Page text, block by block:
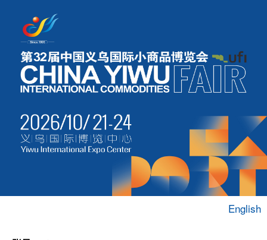
English